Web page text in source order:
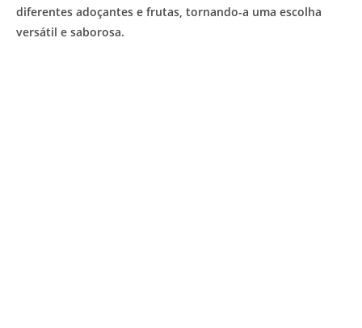
diferentes adoçantes e frutas, tornando-a uma escolha
versátil e saborosa.